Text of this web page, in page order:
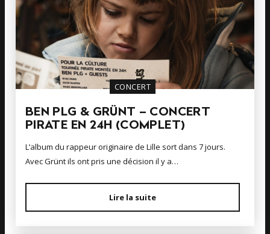
CONCERT
BEN PLG & GRÜNT – CONCERT
PIRATE EN 24H (COMPLET)
L’album du rappeur originaire de Lille sort dans 7 jours.
Avec Grünt ils ont pris une décision il y a…
Lire la suite